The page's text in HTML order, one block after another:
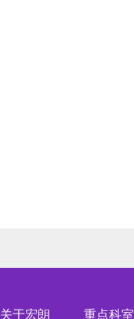
关于宏朗 重点科室